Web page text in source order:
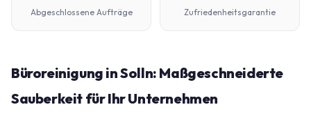
Abgeschlossene Aufträge Zufriedenheitsgarantie
Büroreinigung in Solln: Maßgeschneiderte
Sauberkeit für Ihr Unternehmen